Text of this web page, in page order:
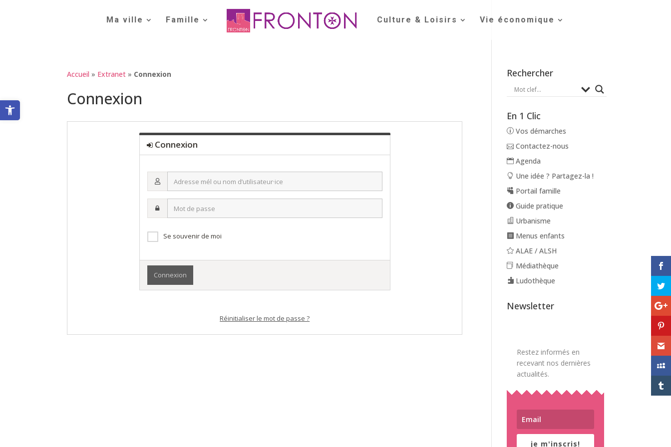
Ouvrir la barre d’outils
Ma ville Famille Culture & Loisirs Vie économique
Accueil » Extranet » Connexion
Connexion
Connexion
mél
nom
d’utilisateur·ice
Se souvenir de moi
Réinitialiser le mot de passe ?
Rechercher
En 1 Clic
Vos démarches
Contactez-nous
Agenda
Une idée ? Partagez-la !
Portail famille
Guide pratique
Urbanisme
Menus enfants
ALAE / ALSH
Médiathèque
Ludothèque
Newsletter
Restez informés en
recevant nos dernières
actualités.
je m'inscris!